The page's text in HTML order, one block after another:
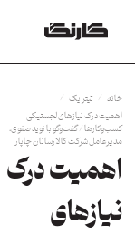
خانه / تیتر یک /
اهمیت درک نیازهای لجستیکی
کسب‌و‌کارها / گفت‌وگو با نوید صفوی،
مدیرعامل شرکت کالارسانان چاپار
اهمیت درک
نیازهای